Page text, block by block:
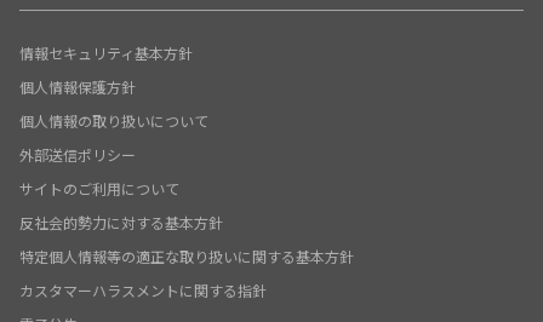
情報セキュリティ基本方針
個人情報保護方針
個人情報の取り扱いについて
外部送信ポリシー
サイトのご利用について
反社会的勢力に対する基本方針
特定個人情報等の適正な取り扱いに関する基本方針
カスタマーハラスメントに関する指針